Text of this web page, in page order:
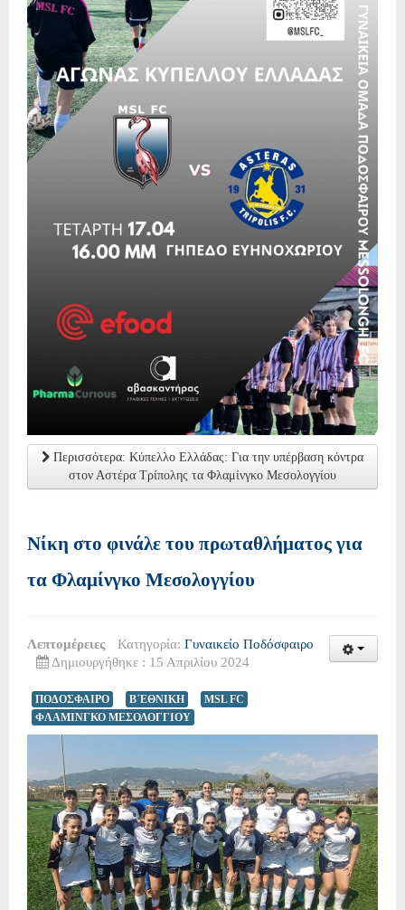
Περισσότερα: Κύπελλο Ελλάδας: Για την υπέρβαση κόντρα
στον Αστέρα Τρίπολης τα Φλαμίνγκο Μεσολογγίου
Νίκη στο φινάλε του πρωταθλήματος για
τα Φλαμίνγκο Μεσολογγίου
Λεπτομέρειες Κατηγορία: Γυναικείο Ποδόσφαιρο
Δημιουργήθηκε : 15 Απριλίου 2024
ΠΟΔΟΣΦΑΙΡΟ Β΄ΕΘΝΙΚΗ
MSL FC
ΦΛΑΜΙΝΓΚΟ ΜΕΣΟΛΟΓΓΙΟΥ